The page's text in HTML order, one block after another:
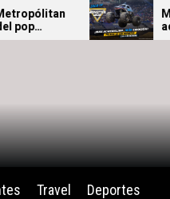
Monster
México
Travel Deportes